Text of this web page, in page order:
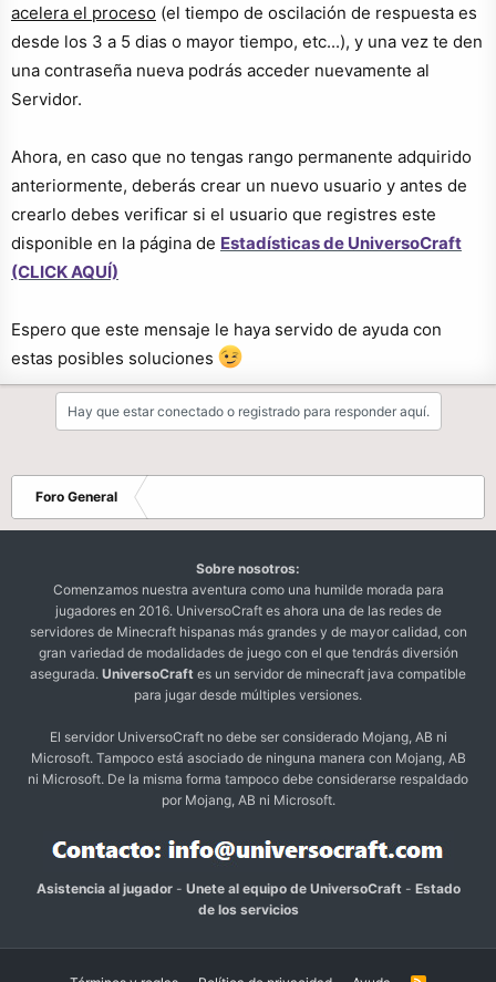
acelera el proceso (el tiempo de oscilación de respuesta es
desde los 3 a 5 dias o mayor tiempo, etc...), y una vez te den
una contraseña nueva podrás acceder nuevamente al
Servidor.
Ahora, en caso que no tengas rango permanente adquirido
anteriormente, deberás crear un nuevo usuario y antes de
crearlo debes verificar si el usuario que registres este
disponible en la página de Estadísticas de UniversoCraft
(CLICK AQUÍ)
Espero que este mensaje le haya servido de ayuda con
estas posibles soluciones
Hay que estar conectado o registrado para responder aquí.
Foro General
Sobre nosotros:
Comenzamos nuestra aventura como una humilde morada para
jugadores en 2016. UniversoCraft es ahora una de las redes de
servidores de Minecraft hispanas más grandes y de mayor calidad, con
gran variedad de modalidades de juego con el que tendrás diversión
asegurada. UniversoCraft es un servidor de minecraft java compatible
para jugar desde múltiples versiones.
El servidor UniversoCraft no debe ser considerado Mojang, AB ni
Microsoft. Tampoco está asociado de ninguna manera con Mojang, AB
ni Microsoft. De la misma forma tampoco debe considerarse respaldado
por Mojang, AB ni Microsoft.
Asistencia al jugador- Unete al equipo de UniversoCraft - Estado
de los servicios